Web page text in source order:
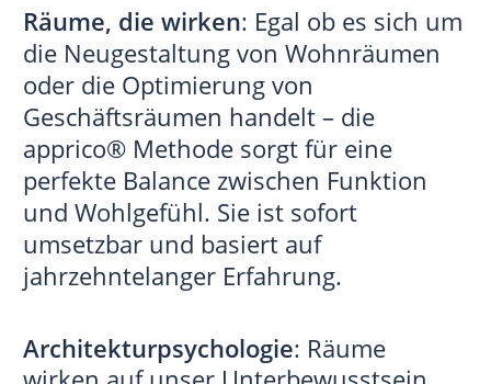
Räume, die wirken: Egal ob es sich um
die Neugestaltung von Wohnräumen
oder die Optimierung von
Geschäftsräumen handelt – die
apprico® Methode sorgt für eine
perfekte Balance zwischen Funktion
und Wohlgefühl. Sie ist sofort
umsetzbar und basiert auf
jahrzehntelanger Erfahrung.
Architekturpsychologie: Räume
wirken auf unser Unterbewusstsein.